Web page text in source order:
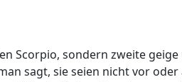
Scorpio, sondern zweite
sagt, sie seien nicht vor